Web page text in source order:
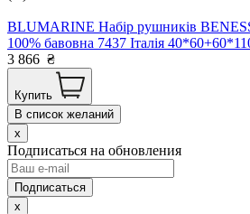
BLUMARINE Набір рушників
100% бавовна 7437 Італія
3 866 ₴
Купить
В список желаний
x
Подписаться на обновления
x